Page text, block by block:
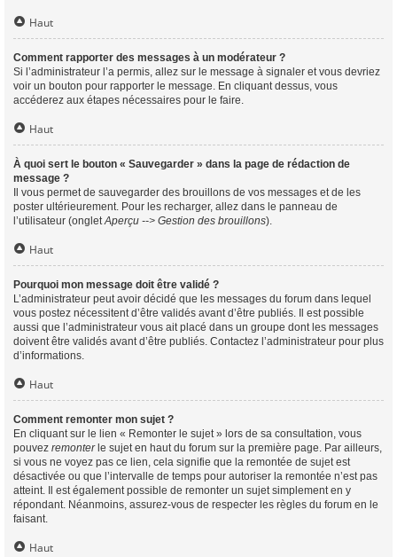
Haut
Comment rapporter des messages à un modérateur ?
Si l’administrateur l’a permis, allez sur le message à signaler et vous devriez
voir un bouton pour rapporter le message. En cliquant dessus, vous
accéderez aux étapes nécessaires pour le faire.
Haut
À quoi sert le bouton « Sauvegarder » dans la page de rédaction de
message ?
Il vous permet de sauvegarder des brouillons de vos messages et de les
poster ultérieurement. Pour les recharger, allez dans le panneau de
l’utilisateur (ongletAperçu --> Gestion des brouillons).
Haut
Pourquoi mon message doit être validé ?
L’administrateur peut avoir décidé que les messages du forum dans lequel
vous postez nécessitent d’être validés avant d’être publiés. Il est possible
aussi que l’administrateur vous ait placé dans un groupe dont les messages
doivent être validés avant d’être publiés. Contactez l’administrateur pour plus
d’informations.
Haut
Comment remonter mon sujet ?
En cliquant sur le lien « Remonter le sujet » lors de sa consultation, vous
pouvez remonterle sujet en haut du forum sur la première page. Par ailleurs,
si vous ne voyez pas ce lien, cela signifie que la remontée de sujet est
désactivée ou que l’intervalle de temps pour autoriser la remontée n’est pas
atteint. Il est également possible de remonter un sujet simplement en y
répondant. Néanmoins, assurez-vous de respecter les règles du forum en le
faisant.
Haut